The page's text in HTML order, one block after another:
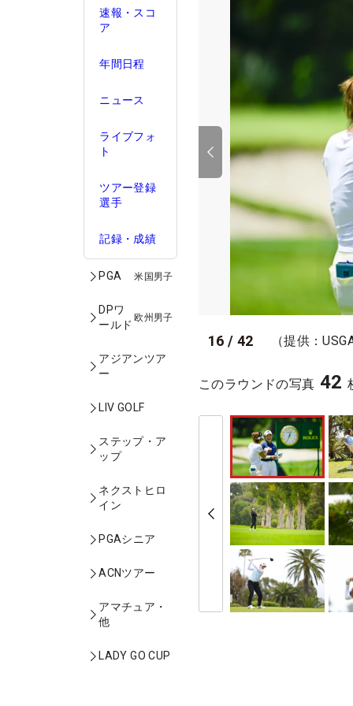
速報・スコ
ア
年間日程
ニュース
ライブフォ
ト
ツアー登録
選手
記録・成績
PGA 米国男子
DPワ
ールド
欧州男子
アジアンツア
ー
LIV GOLF
ステップ・ア
ップ
ネクストヒロ
イン
PGAシニア
ACNツアー
アマチュア・
他
LADY GO CUP
16 /42 （提供：
このラウンドの写真 42